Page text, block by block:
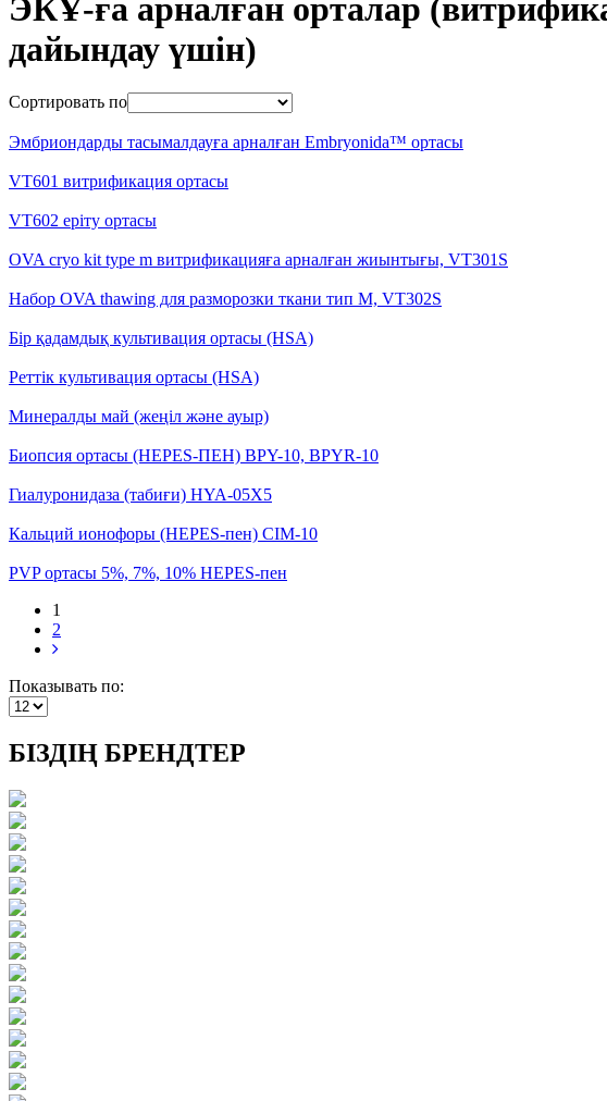
ЭКҰ-ға арналған орталар
дайындау үшін)
Сортировать по
Эмбриондарды тасымалдауға арналған Embryonida™ ортасы
VT601 витрификация ортасы
VT602 еріту ортасы
OVA cryo kit type m витрификацияға арналған жиынтығы, VT301S
Набор OVA thawing для разморозки ткани тип М, VT302S
Бір қадамдық культивация ортасы (HSA)
Реттік культивация ортасы (HSA)
Минералды май (жеңіл және ауыр)
Биопсия ортасы (HEPES-ПЕН) BPY-10, BPYR-10
Гиалуронидаза (табиғи) HYA-05X5
Кальций ионофоры (HEPES-пен) CIM-10
PVP ортасы 5%, 7%, 10% HEPES-пен
1
2
Показывать по:
БІЗДІҢ БРЕНДТЕР